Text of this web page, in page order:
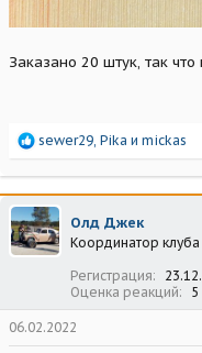
Заказано 20 штук, так что
Р
а
к
ц
и
и
sewer29 Pika и mickas
Олд Джек
Координатор клуба
Регистрация
Оценка реакций
5
06.02.2022